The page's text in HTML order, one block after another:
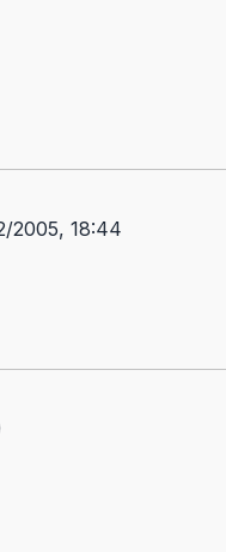
2005, 18:44